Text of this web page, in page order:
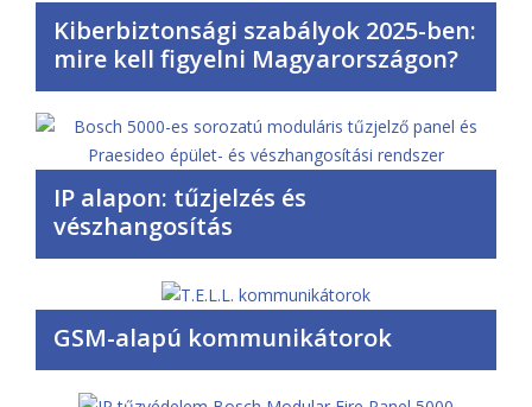
Kiberbiztonsági szabályok 2025-ben:
mire kell figyelni Magyarországon?
IP alapon: tűzjelzés és
vészhangosítás
GSM-alapú kommunikátorok